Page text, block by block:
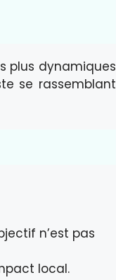
plus dynamiques
se rassemblant
n’est pas
local.